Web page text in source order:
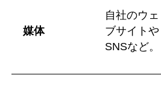
媒体
自社のウェ
ブサイトや
SNSなど。